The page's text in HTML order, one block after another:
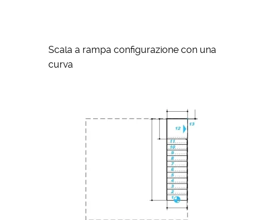
Scala a rampa configurazione con una
curva